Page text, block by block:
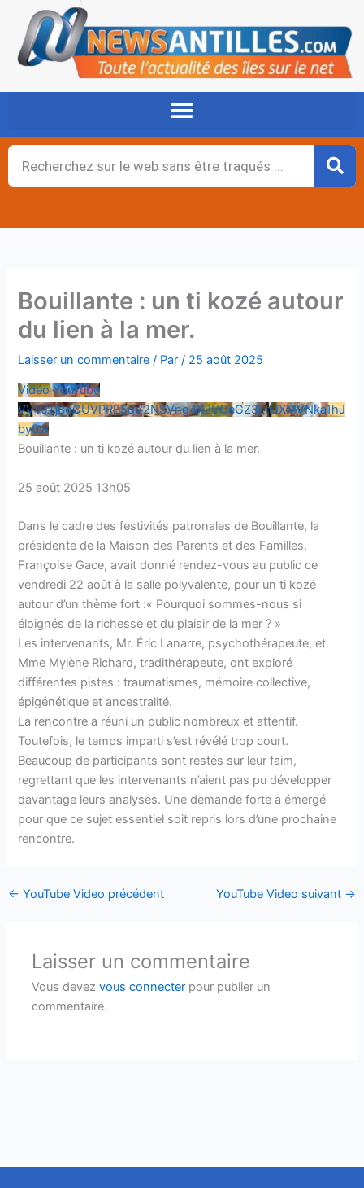
contenu
Rechercher
Bouillante : un ti kozé autour
du lien à la mer.
Laisser un commentaire / Par/ 25 août 2025
Vidéo YouTube
VVVJTjBqOUVPRE5qV2NSVng4X2VCeGZ3LnJXMVNka1hJ
by0w
Bouillante : un ti kozé autour du lien à la mer.
25 août 2025 13h05
Dans le cadre des festivités patronales de Bouillante, la
présidente de la Maison des Parents et des Familles,
Françoise Gace, avait donné rendez-vous au public ce
vendredi 22 août à la salle polyvalente, pour un ti kozé
autour d’un thème fort :« Pourquoi sommes-nous si
éloignés de la richesse et du plaisir de la mer ? »
Les intervenants, Mr. Éric Lanarre, psychothérapeute, et
Mme Mylène Richard, tradithérapeute, ont exploré
différentes pistes : traumatismes, mémoire collective,
épigénétique et ancestralité.
La rencontre a réuni un public nombreux et attentif.
Toutefois, le temps imparti s’est révélé trop court.
Beaucoup de participants sont restés sur leur faim,
regrettant que les intervenants n’aient pas pu développer
davantage leurs analyses. Une demande forte a émergé
pour que ce sujet essentiel soit repris lors d’une prochaine
rencontre.
← YouTube Video précédent YouTube Video suivant →
Laisser un commentaire
Vous devezvous connecter pour publier un
commentaire.